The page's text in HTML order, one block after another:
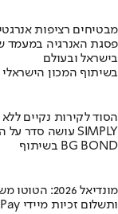
מבטיחים רציפות
פסגת האנרגיה במעמד
בישראל ובעולם
בשיתוף המכון הישראלי
הסוד לקירות נקיים
מומחה BG BOND עושה סדר על המדפים ומציג את מותג הצבע SIMPLY
בשיתוף BG BOND
מונדיאל 2026: הטוטו משנה את הכללים
יחסי הימור משופרים, הפקדות ב-Apple Pay ותשלום זכיות מיידי